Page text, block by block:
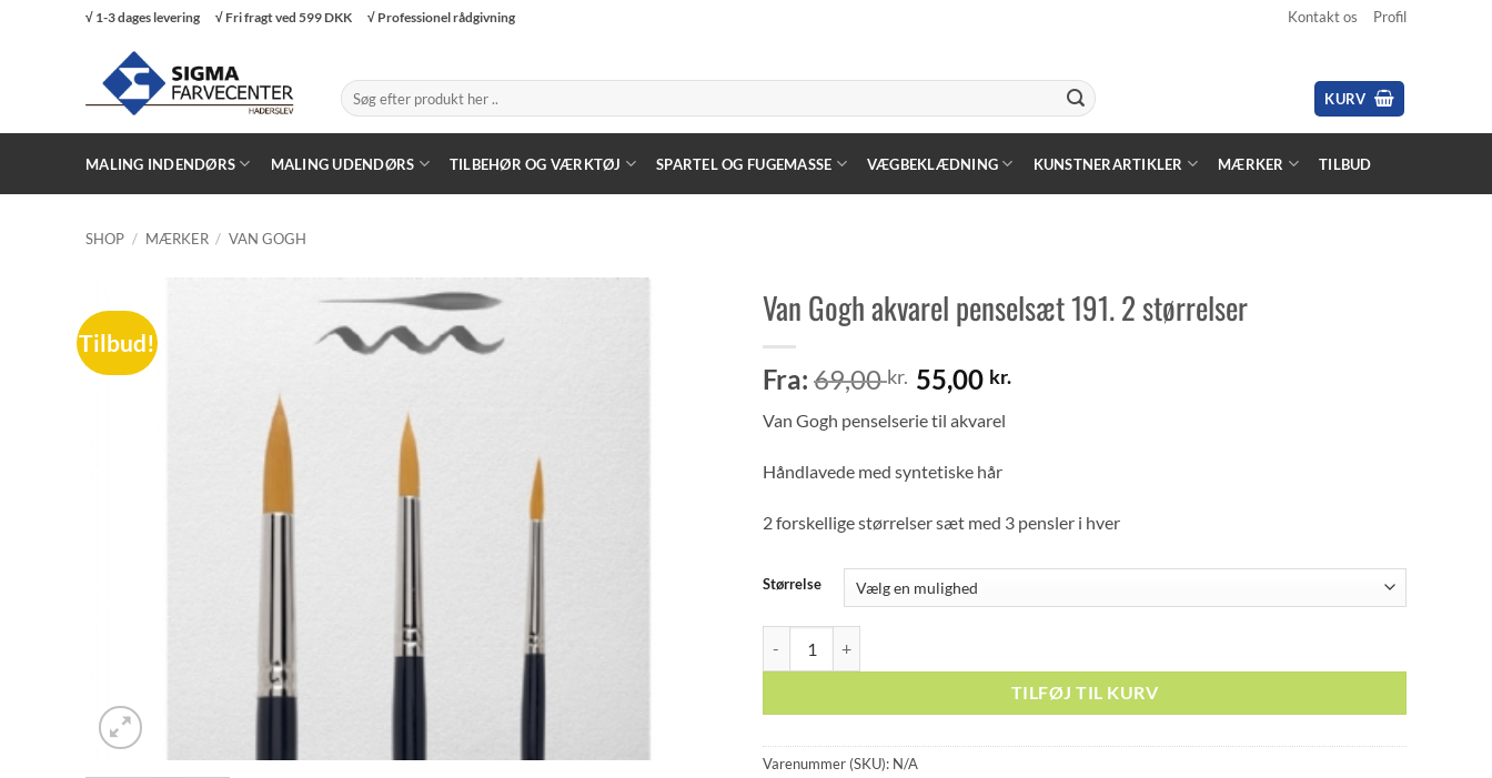
√ 1-3 dages levering √ Fri fragt ved 599 DKK √ Professionel rådgivning Kontakt os Profil
Søg
efter:
KURV
MALING INDENDØRS MALING UDENDØRS TILBEHØR OG VÆRKTØJ SPARTEL OG FUGEMASSE VÆGBEKLÆDNING KUNSTNERARTIKLER MÆRKER TILBUD
SHOP / MÆRKER / VAN GOGH
Tilbud!
Van Gogh akvarel penselsæt 191. 2 størrelser
Fra: 69,00kr. 55,00 kr.
Van Gogh penselserie til akvarel
Håndlavede med syntetiske hår
2 forskellige størrelser sæt med 3 pensler i hver
Størrelse
TILFØJ TIL KURV
Varenummer (SKU): N/A